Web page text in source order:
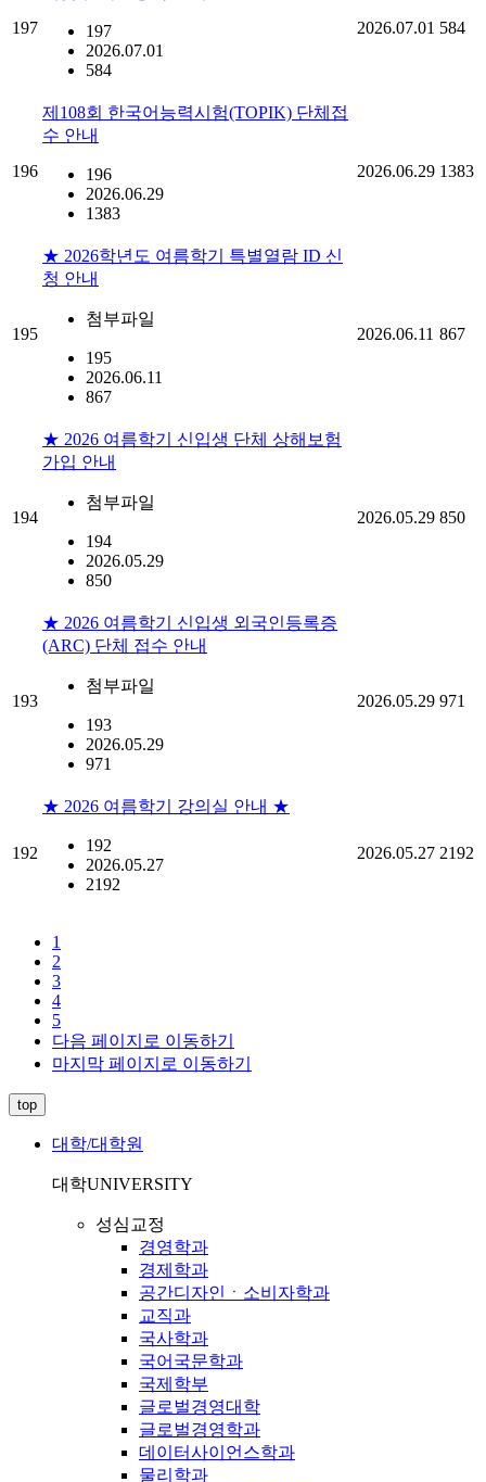
197
197
2026.07.01
584
2026.07.01 584
196
제108회 한국어능력시험(TOPIK) 단체접
수 안내
196
2026.06.29
1383
2026.06.29 1383
195
★ 2026학년도 여름학기 특별열람 ID 신
청 안내
첨부파일
195
2026.06.11
867
2026.06.11 867
194
★ 2026 여름학기 신입생 단체 상해보험
가입 안내
첨부파일
194
2026.05.29
850
2026.05.29 850
193
★ 2026 여름학기 신입생 외국인등록증
(ARC) 단체 접수 안내
첨부파일
193
2026.05.29
971
2026.05.29 971
192
★ 2026 여름학기 강의실 안내 ★
192
2026.05.27
2192
2026.05.27 2192
1
2
3
4
5
다음 페이지로 이동하기
마지막 페이지로 이동하기
top
대학/대학원
대학UNIVERSITY
성심교정
경영학과
경제학과
공간디자인ㆍ소비자학과
교직과
국사학과
국어국문학과
국제학부
글로벌경영대학
글로벌경영학과
데이터사이언스학과
물리학과